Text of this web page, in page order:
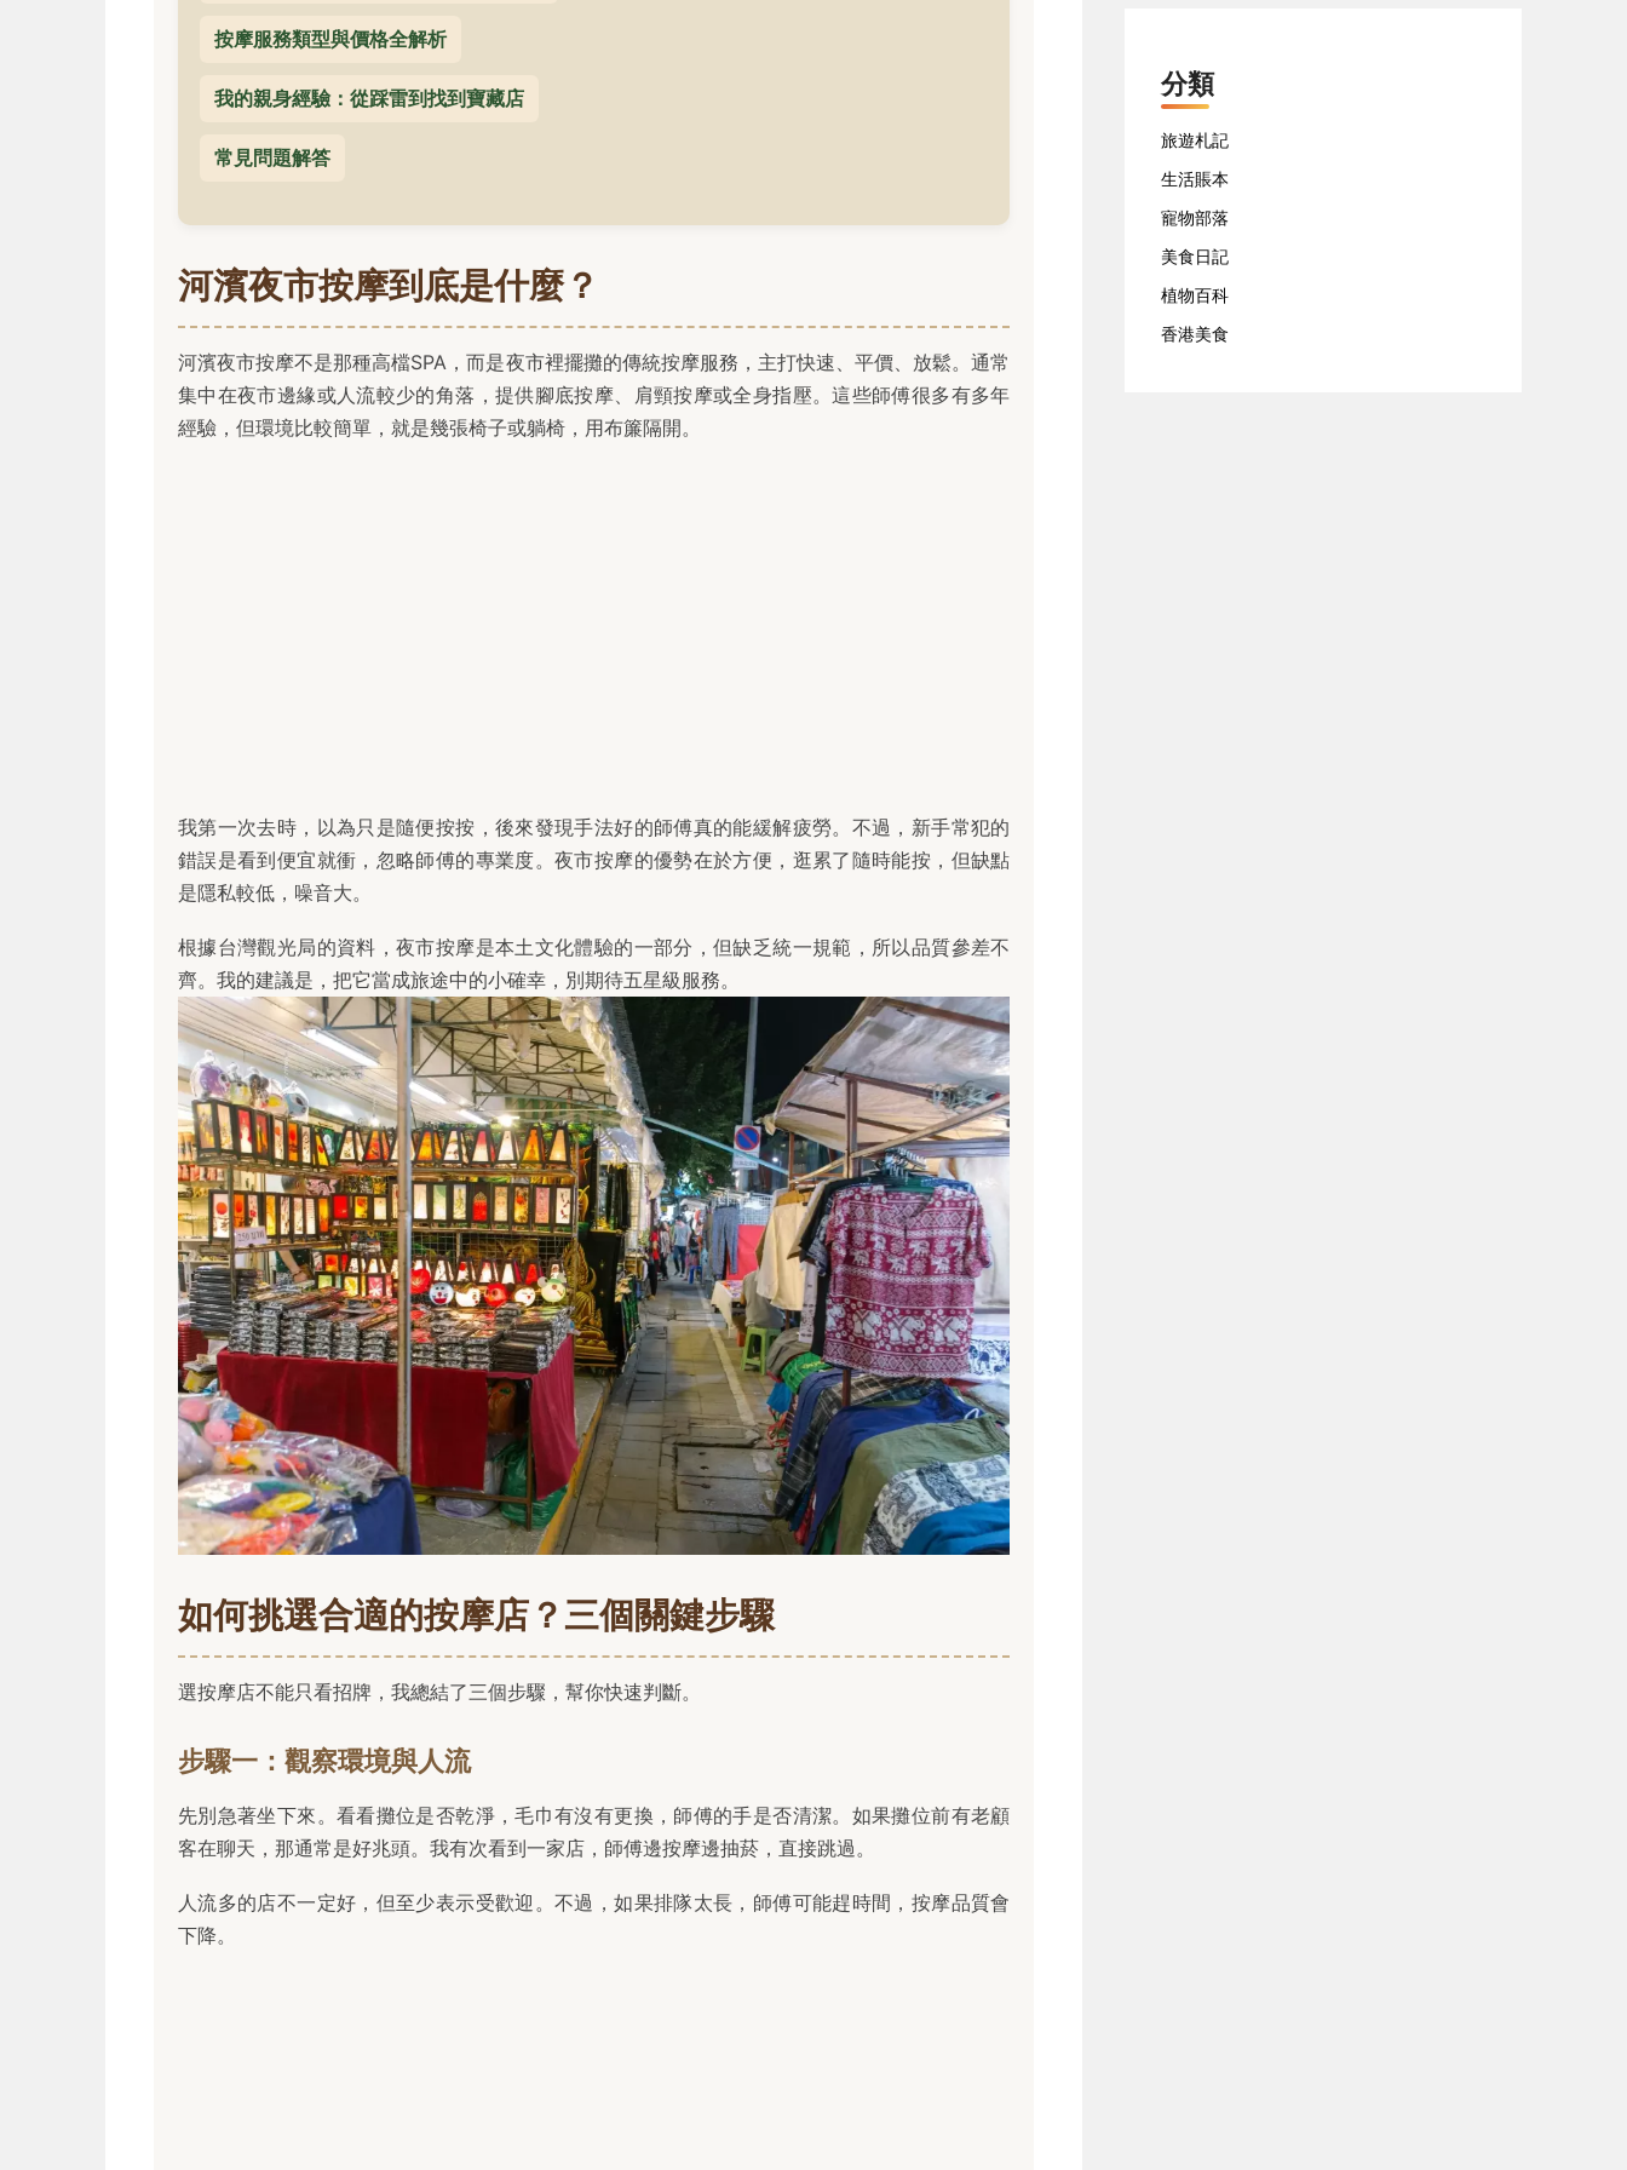
按摩服務類型與價格全解析
我的親身經驗：從踩雷到找到寶藏店
常見問題解答
河濱夜市按摩到底是什麼？
河濱夜市按摩不是那種高檔SPA，而是夜市裡擺攤的傳統按摩服務，主打快速、平價、放鬆。通常
集中在夜市邊緣或人流較少的角落，提供腳底按摩、肩頸按摩或全身指壓。這些師傅很多有多年
經驗，但環境比較簡單，就是幾張椅子或躺椅，用布簾隔開。
我第一次去時，以為只是隨便按按，後來發現手法好的師傅真的能緩解疲勞。不過，新手常犯的
錯誤是看到便宜就衝，忽略師傅的專業度。夜市按摩的優勢在於方便，逛累了隨時能按，但缺點
是隱私較低，噪音大。
根據台灣觀光局的資料，夜市按摩是本土文化體驗的一部分，但缺乏統一規範，所以品質參差不
齊。我的建議是，把它當成旅途中的小確幸，別期待五星級服務。
如何挑選合適的按摩店？三個關鍵步驟
選按摩店不能只看招牌，我總結了三個步驟，幫你快速判斷。
步驟一：觀察環境與人流
先別急著坐下來。看看攤位是否乾淨，毛巾有沒有更換，師傅的手是否清潔。如果攤位前有老顧
客在聊天，那通常是好兆頭。我有次看到一家店，師傅邊按摩邊抽菸，直接跳過。
人流多的店不一定好，但至少表示受歡迎。不過，如果排隊太長，師傅可能趕時間，按摩品質會
下降。
分類
旅遊札記
生活賬本
寵物部落
美食日記
植物百科
香港美食